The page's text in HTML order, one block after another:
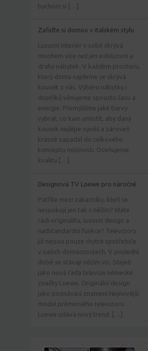
bychom si […]
Zařiďte si domov v italském stylu
Luxusní interiér v sobě skrývá
mnohem více než jen exkluzivní a
drahý nábytek. V každém prostoru,
který doma najdeme se skrývá
kousek z nás. Výběru nábytku i
doplňků věnujeme spoustu času a
energie. Přemýšlíme jaké barvy
vybrat, co kam umístit, aby daný
kousek nejlépe vynikl a zároveň
krásně zapadal do celkového
konceptu místnosti. Oceňujeme
kvalitu […]
Designová TV Loewe pro náročné
Patříte mezi zákazníky, kteří se
nespokojí jen tak s něčím? Máte
rádi originalitu, luxusní design a
nadstandardní funkce? Televizory
již nejsou pouze chytré spotřebiče
v našich domácnostech. V poslední
době se stávají něčím víc. Stejně
jako nová řada televize německé
značky Loewe. Originální design
jako poznávací znamení Nejnovější
model prémiového televizoru
Loewe udává nový trend. […]